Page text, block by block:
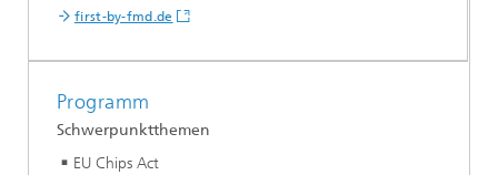
first-by-fmd.de
Programm
Schwerpunktthemen
EU Chips Act